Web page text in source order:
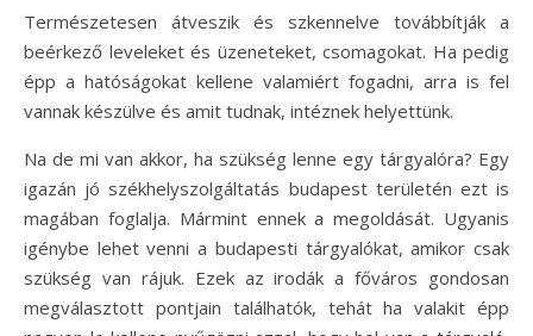
Természetesen átveszik és szkennelve továbbítják a
beérkező leveleket és üzeneteket, csomagokat. Ha pedig
épp a hatóságokat kellene valamiért fogadni, arra is fel
vannak készülve és amit tudnak, intéznek helyettünk.
Na de mi van akkor, ha szükség lenne egy tárgyalóra? Egy
igazán jó székhelyszolgáltatás budapest területén ezt is
magában foglalja. Mármint ennek a megoldását. Ugyanis
igénybe lehet venni a budapesti tárgyalókat, amikor csak
szükség van rájuk. Ezek az irodák a főváros gondosan
megválasztott pontjain találhatók, tehát ha valakit épp